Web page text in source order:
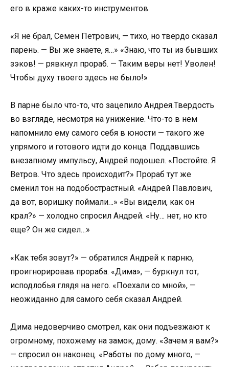
его в краже каких-то инструментов.
«Я не брал, Семен Петрович, — тихо, но твердо сказал
парень. — Вы же знаете, я…» «Знаю, что ты из бывших
зэков! — рявкнул прораб. — Таким веры нет! Уволен!
Чтобы духу твоего здесь не было!»
В парне было что-то, что зацепило Андрея.Твердость
во взгляде, несмотря на унижение. Что-то в нем
напомнило ему самого себя в юности — такого же
упрямого и готового идти до конца. Поддавшись
внезапному импульсу, Андрей подошел. «Постойте. Я
Ветров. Что здесь происходит?» Прораб тут же
сменил тон на подобострастный. «Андрей Павлович,
да вот, воришку поймали…» «Вы видели, как он
крал?» — холодно спросил Андрей. «Ну… нет, но кто
еще? Он же сидел…»
«Как тебя зовут?» — обратился Андрей к парню,
проигнорировав прораба. «Дима», — буркнул тот,
исподлобья глядя на него. «Поехали со мной», —
неожиданно для самого себя сказал Андрей.
Дима недоверчиво смотрел, как они подъезжают к
огромному, похожему на замок, дому. «Зачем я вам?»
— спросил он наконец. «Работы по дому много, —